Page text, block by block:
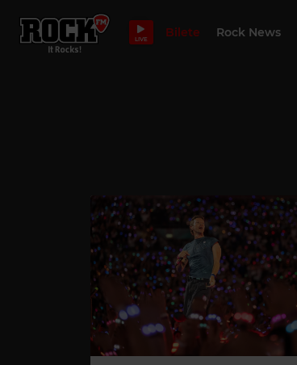
LIVE Bilete Rock News